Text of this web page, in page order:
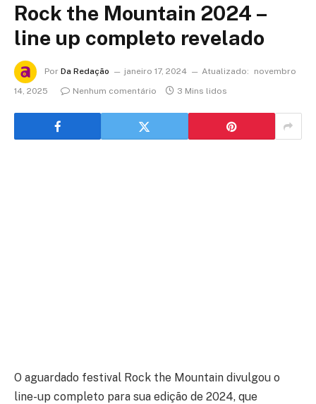
Rock the Mountain 2024 –
line up completo revelado
Por Da Redação janeiro 17, 2024 Atualizado:
novembro
14, 2025
Nenhum comentário 3 Mins lidos
O aguardado festival Rock the Mountain divulgou o
line-up completo para sua edição de 2024, que